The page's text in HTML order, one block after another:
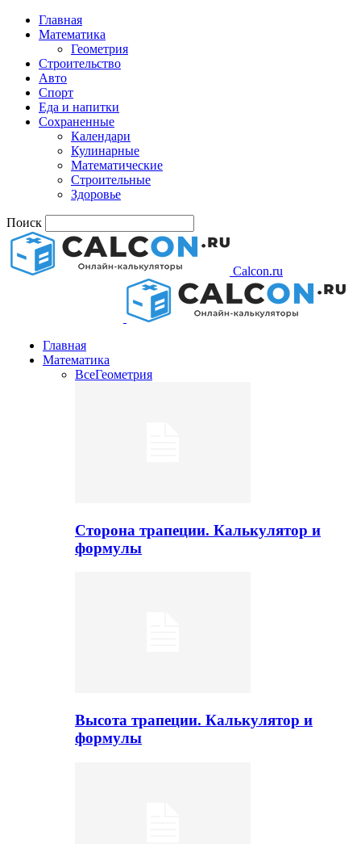
Главная
Математика
Геометрия
Строительство
Авто
Спорт
Еда и напитки
Сохраненные
Календари
Кулинарные
Математические
Строительные
Здоровье
Поиск
Calcon.ru
Главная
Математика
ВсеГеометрия
Сторона трапеции. Калькулятор и
формулы
Высота трапеции. Калькулятор и
формулы